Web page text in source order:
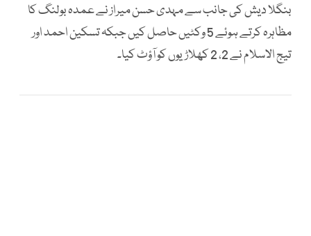
بنگلا دیش کی جانب سے مہدی حسن میراز نے عمدہ بولنگ کا
مظاہرہ کرتے ہوئے 5 وکٹیں حاصل کیں جبکہ تسکین احمد اور
تیج الاسلام نے 2، 2 کھلاڑیوں کو آؤٹ کیا۔